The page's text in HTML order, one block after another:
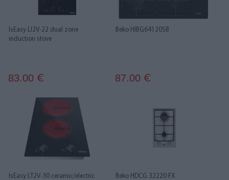
IsEasy LI2V-22 dual zone
induction stove
83.00 €
Beko HIBG64120SB
87.00 €
IsEasy LT2V-30 ceramic/electric
Beko HDCG 32220 FX